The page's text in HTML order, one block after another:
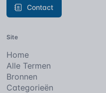
Contact
Site
Home
Alle Termen
Bronnen
Categorieën